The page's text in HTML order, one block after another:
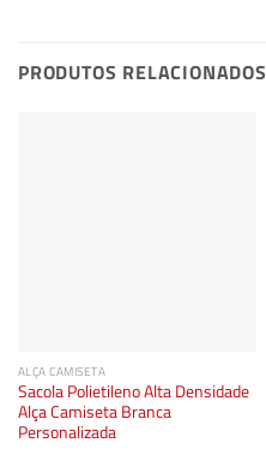
PRODUTOS RELACIONADOS
ALÇA CAMISETA
Sacola Polietileno Alta Densidade
Alça Camiseta Branca
Personalizada